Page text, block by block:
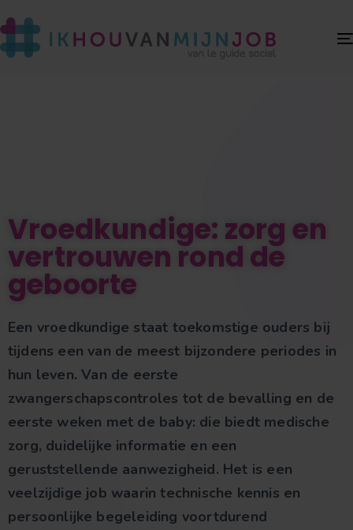
Vroedkundige: zorg en
vertrouwen rond de
geboorte
Een vroedkundige staat toekomstige ouders bij
tijdens een van de meest bijzondere periodes in
hun leven. Van de eerste
zwangerschapscontroles tot de bevalling en de
eerste weken met de baby: die biedt medische
zorg, duidelijke informatie en een
geruststellende aanwezigheid. Het is een
veelzijdige job waarin technische kennis en
persoonlijke begeleiding voortdurend